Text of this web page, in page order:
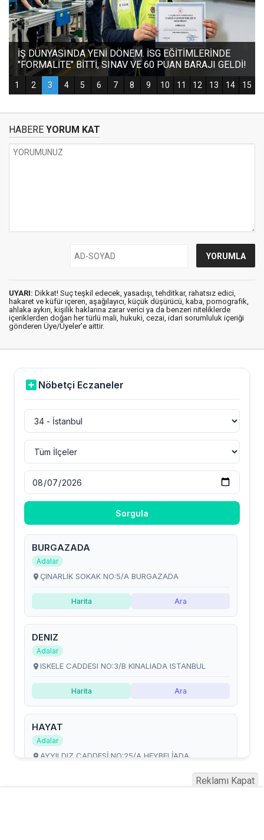
HABERE YORUM KAT
UYARI: Dikkat! Suç teşkil edecek, yasadışı, tehditkar, rahatsız edici,
hakaret ve küfür içeren, aşağılayıcı, küçük düşürücü, kaba, pornografik,
ahlaka aykırı, kişilik haklarına zarar verici ya da benzeri niteliklerde
içeriklerden doğan her türlü mali, hukuki, cezai, idari sorumluluk içeriği
gönderen Üye/Üyeler’e aittir.
Reklamı Kapat